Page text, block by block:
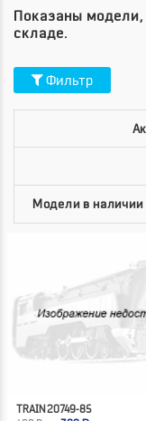
Показаны
складе.
Фильтр
TRAIN 20749-85